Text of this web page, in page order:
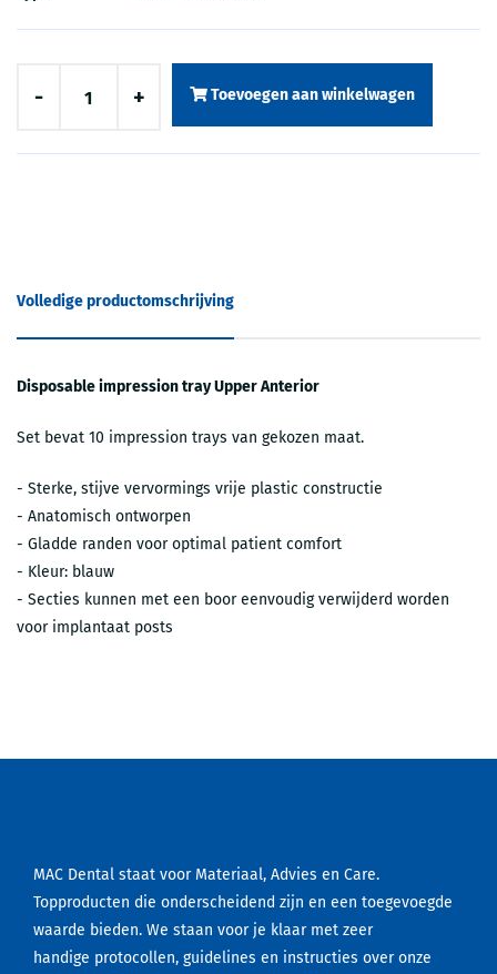
- + Toevoegen aan winkelwagen
Volledige productomschrijving
Disposable impression tray Upper Anterior
Set bevat 10 impression trays van gekozen maat.
- Sterke, stijve vervormings vrije plastic constructie
- Anatomisch ontworpen
- Gladde randen voor optimal patient comfort
- Kleur: blauw
- Secties kunnen met een boor eenvoudig verwijderd worden
voor implantaat posts
MAC Dental staat voor Materiaal, Advies en Care.
Topproducten die onderscheidend zijn en een toegevoegde
waarde bieden. We staan voor je klaar met zeer
handige protocollen, guidelines en instructies over onze